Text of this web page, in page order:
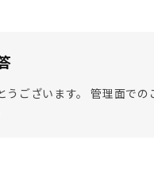
うございます。 管理面で